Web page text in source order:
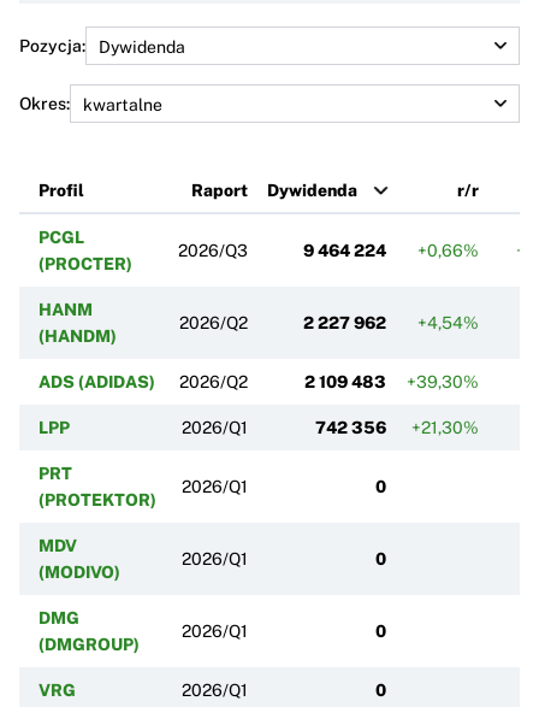
Pozycja:
Okres:
Profil Raport Dywidenda r/r
PCGL
(PROCTER)
2026/Q3 9 464 224 +0,66%
HANM
(HANDM)
2026/Q2 2 227 962 +4,54%
ADS (ADIDAS) 2026/Q2 2 109 483 +39,30%
LPP 2026/Q1 742 356 +21,30%
PRT
(PROTEKTOR)
2026/Q1 0
MDV
(MODIVO)
2026/Q1 0
DMG
(DMGROUP)
2026/Q1 0
VRG 2026/Q1 0